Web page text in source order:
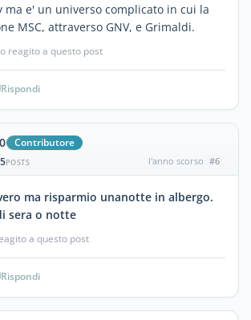
ma e' un universo complicato in cui la
MSC, attraverso GNV, e Grimaldi.
reagito a questo post
Rispondi
Contributore
POSTS l'anno scorso #6
ma risparmio unanotte in albergo.
sera o notte
a questo post
Rispondi